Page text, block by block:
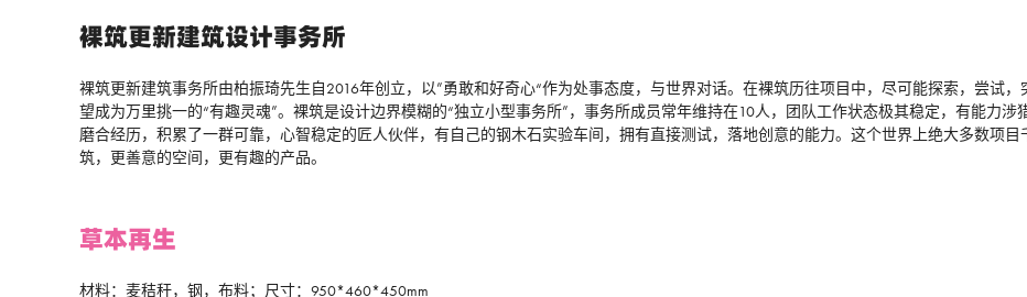
裸筑更新建筑设计事务所
裸筑更新建筑事务所由柏振琦先生自2016年创立，以”勇敢和好奇心“作为处事态度，与世界对话。在裸筑历往项目中，尽可能探索，尝试
望成为万里挑一的“有趣灵魂”。裸筑是设计边界模糊的“独立小型事务所”，事务所成员常年维持在10人，团队工作状态极其稳定，有能力
磨合经历，积累了一群可靠，心智稳定的匠人伙伴，有自己的钢木石实验车间，拥有直接测试，落地创意的能力。这个世界上绝大多数项
筑，更善意的空间，更有趣的产品。
草本再生
材料：麦秸秆，钢，布料；尺寸：950*460*450mm